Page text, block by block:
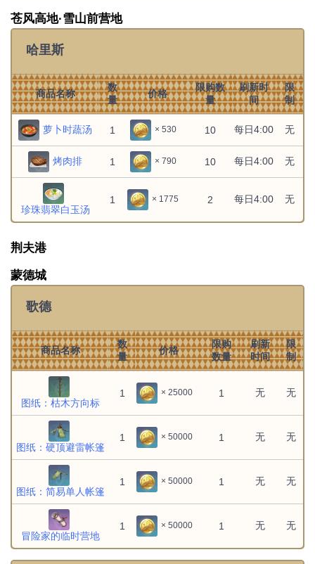
苍风高地·雪山前营地
哈里斯
商品名称
数
量
价格
限购数
量
刷新时
间
限
制
萝卜时蔬汤 1 × 530 10 每日4:00 无
烤肉排 1 × 790 10 每日4:00 无
珍珠翡翠白玉汤
1 × 1775 2 每日4:00 无
荆夫港
蒙德城
歌德
商品名称
数
量
价格
限购
数量
刷新
时间
限
制
图纸：枯木方向标
1 × 25000 1 无 无
图纸：硬顶避雷帐篷
1 × 50000 1 无 无
图纸：简易单人帐篷
1 × 50000 1 无 无
冒险家的临时营地
1 × 50000 1 无 无